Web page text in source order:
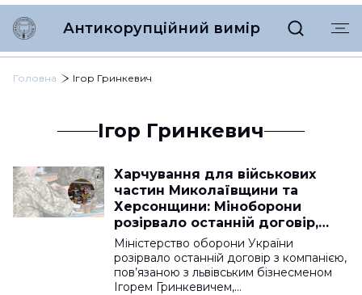
Антикорупційний вимір
Головна Ігор Гринкевич
Ігор Гринкевич
Харчування для військових
частин Миколаївщини та
Херсонщини: Міноборони
розірвало останній договір,
пов’язаний з Гринкевичами
Міністерство оборони України
розірвало останній договір з компанією,
пов’язаною з львівським бізнесменом
Ігорем Гринкевичем,…